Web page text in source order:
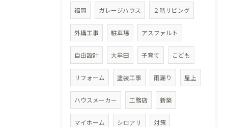
福岡 ガレージハウス ２階リビング
外構工事 駐車場 アスファルト
自由設計 大牟田 子育て こども
リフォーム 塗装工事 雨漏り 屋上
ハウスメーカー 工務店 新築
マイホーム シロアリ 対策